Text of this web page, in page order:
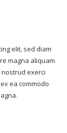
elit, sed diam
magna aliquam
exerci
ea commodo